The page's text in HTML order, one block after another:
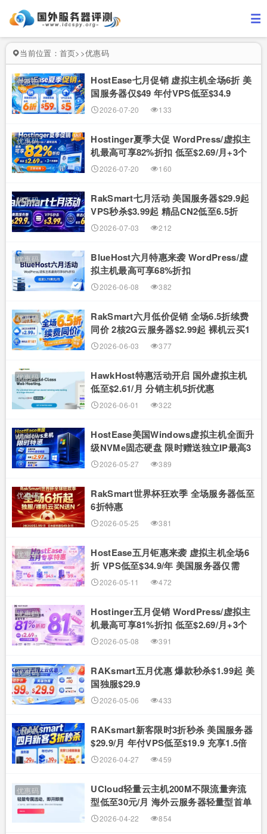
当前位置： 首页> >优惠码
优惠码
HostEase七月促销 虚拟主机全场6折 美
国服务器仅$49 年付VPS低至$34.9
RTX5090新购立减$100
2026-07-20 133
优惠码
Hostinger夏季大促 WordPress/虚拟主
机最高可享82%折扣 低至$2.69/月+3个
月赠期
2026-07-20 160
优惠码
RakSmart七月活动 美国服务器$29.9起
VPS秒杀$3.99起 精品CN2低至6.5折
2026-07-03 212
优惠码
BlueHost六月特惠来袭 WordPress/虚
拟主机最高可享68%折扣
2026-06-08 382
优惠码
RakSmart六月低价促销 全场6.5折续费
同价 2核2G云服务器$2.99起 裸机云买1
送12026-06-03 377
优惠码
HawkHost特惠活动开启 国外虚拟主机
低至$2.61/月 分销主机5折优惠
2026-06-01 322
优惠码
HostEase美国Windows虚拟主机全面升
级NVMe固态硬盘 限时赠送独立IP最高3
年2026-05-27 389
优惠码
RakSmart世界杯狂欢季 全场服务器低至
6折特惠
2026-05-25 381
优惠码
HostEase五月钜惠来袭 虚拟主机全场6
折 VPS低至$34.9/年 美国服务器仅需
$59/月
2026-05-11 472
优惠码
Hostinger五月促销 WordPress/虚拟主
机最高可享81%折扣 低至$2.69/月+3个
月赠期
2026-05-08 391
优惠码
RAKsmart五月优惠 爆款秒杀$1.99起 美
国独服$29.9
2026-05-06 433
优惠码
RAKsmart新客限时3折秒杀 美国服务器
$29.9/月 年付VPS低至$19.9 充享1.5倍
膨胀金
2026-04-27 459
优惠码
UCloud轻量云主机200M不限流量奔流
型低至30元/月 海外云服务器轻量型首单
83元/年
2026-04-22 854